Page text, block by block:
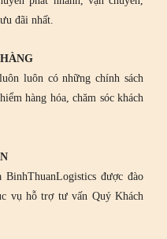
đãi nhất.
luôn có những chính sách
hàng hóa, chăm sóc khách
được đào
vụ hỗ trợ tư vấn Quý Khách